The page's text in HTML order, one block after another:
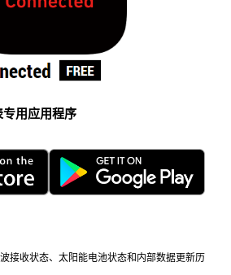
用应用程序
接收状态、太阳能电池状态和内部数据更新历